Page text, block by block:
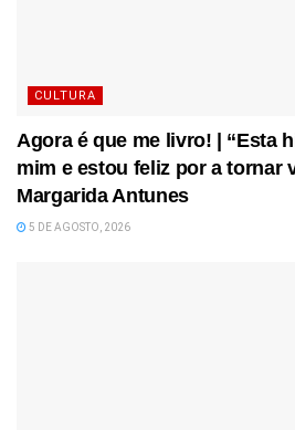
CULTURA
Agora é que me livro! | “Esta
mim e estou feliz por a tornar
Margarida Antunes
5 DE AGOSTO, 2026